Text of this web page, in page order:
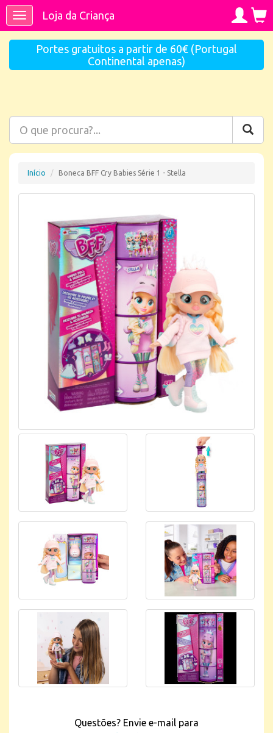
ToggleLoja da Criança
Portes gratuitos a partir de 60€ (Portugal
Continental apenas)
Início Boneca BFF Cry Babies Série 1 - Stella
Questões? Envie e-mail para